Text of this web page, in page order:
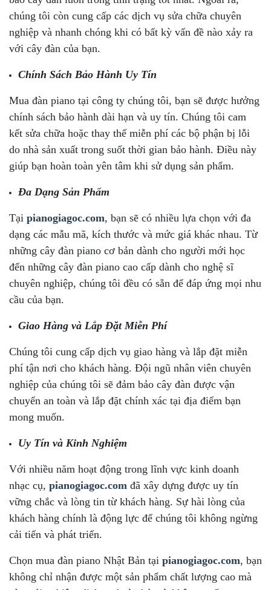
chúng tôi còn cung cấp các dịch vụ sửa chữa chuyên
nghiệp và nhanh chóng khi có bất kỳ vấn đề nào xảy ra
với cây đàn của bạn.
Chính Sách Bảo Hành Uy Tín
Mua đàn piano tại công ty chúng tôi, bạn sẽ được hưởng
chính sách bảo hành dài hạn và uy tín. Chúng tôi cam
kết sửa chữa hoặc thay thế miễn phí các bộ phận bị lỗi
do nhà sản xuất trong suốt thời gian bảo hành. Điều này
giúp bạn hoàn toàn yên tâm khi sử dụng sản phẩm.
Đa Dạng Sản Phẩm
Tại pianogiagoc.com, bạn sẽ có nhiều lựa chọn với đa
dạng các mẫu mã, kích thước và mức giá khác nhau. Từ
những cây đàn piano cơ bản dành cho người mới học
đến những cây đàn piano cao cấp dành cho nghệ sĩ
chuyên nghiệp, chúng tôi đều có sẵn để đáp ứng mọi nhu
cầu của bạn.
Giao Hàng và Lắp Đặt Miễn Phí
Chúng tôi cung cấp dịch vụ giao hàng và lắp đặt miễn
phí tận nơi cho khách hàng. Đội ngũ nhân viên chuyên
nghiệp của chúng tôi sẽ đảm bảo cây đàn được vận
chuyển an toàn và lắp đặt chính xác tại địa điểm bạn
mong muốn.
Uy Tín và Kinh Nghiệm
Với nhiều năm hoạt động trong lĩnh vực kinh doanh
nhạc cụ, pianogiagoc.com đã xây dựng được uy tín
vững chắc và lòng tin từ khách hàng. Sự hài lòng của
khách hàng chính là động lực để chúng tôi không ngừng
cải tiến và phát triển.
Chọn mua đàn piano Nhật Bản tại pianogiagoc.com, bạn
không chỉ nhận được một sản phẩm chất lượng cao mà